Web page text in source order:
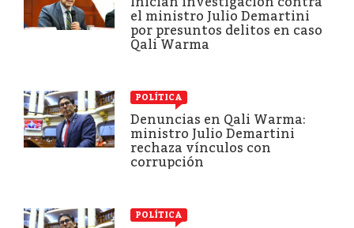
el ministro Julio Demartini
por presuntos delitos en caso
Qali Warma
POLÍTICA
Denuncias en Qali Warma:
ministro Julio Demartini
rechaza vínculos con
corrupción
POLÍTICA